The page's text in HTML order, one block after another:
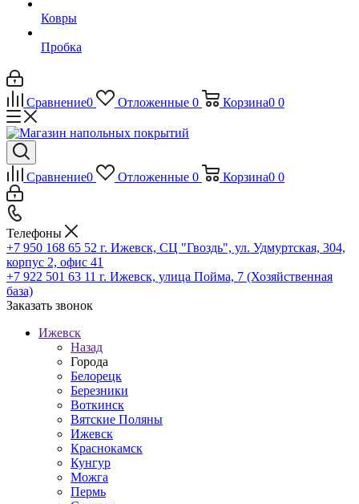
Ковры
Пробка
Сравнение0 Отложенные 0 Корзина0 0
Сравнение0 Отложенные 0 Корзина0 0
Телефоны
+7 950 168 65 52 г. Ижевск, СЦ "Гвоздь", ул. Удмуртская, 304,
корпус 2, офис 41
+7 922 501 63 11 г. Ижевск, улица Пойма, 7 (Хозяйственная
база)
Заказать звонок
Ижевск
Назад
Города
Белорецк
Березники
Воткинск
Вятские Поляны
Ижевск
Краснокамск
Кунгур
Можга
Пермь